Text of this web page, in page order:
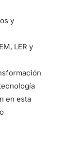
y
LER y
en esta